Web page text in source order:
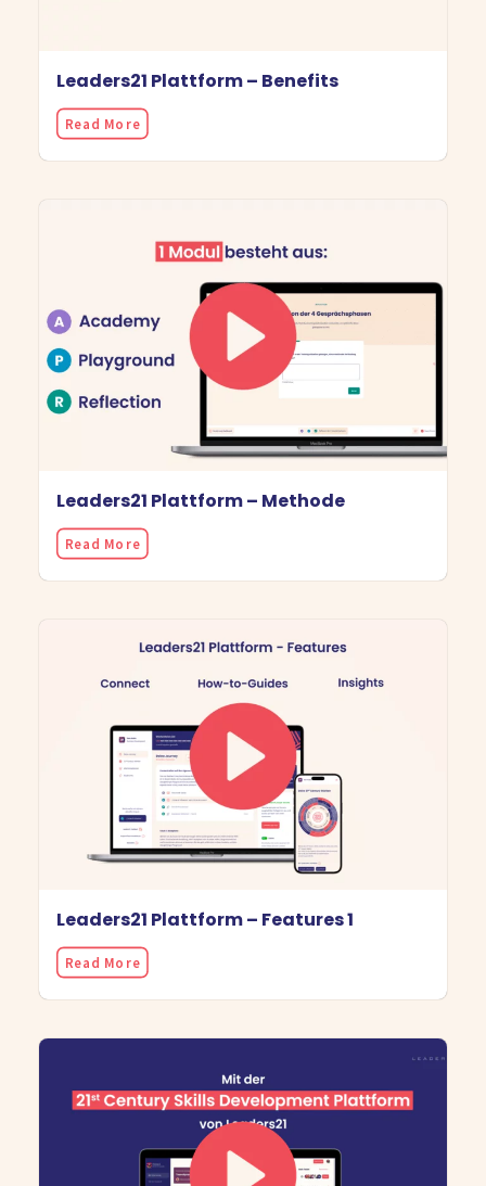
Leaders21 Plattform – Benefits
Read More
Leaders21 Plattform – Methode
Read More
Leaders21 Plattform – Features 1
Read More